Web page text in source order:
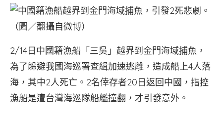
2/14日中國籍漁船「三吳」越界到金門海域捕魚，
為了躲避我國海巡署查緝加速逃離，造成船上4人落
海，其中2人死亡。2名倖存者20日返回中國，指控
漁船是遭台灣海巡隊船艦撞翻，才引發意外。